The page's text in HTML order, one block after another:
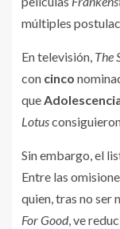
múltiples
En televisión, The
con cinco
que
Lotus
Sin embargo, el
Entre las
quien, tras no ser
For Good, ve